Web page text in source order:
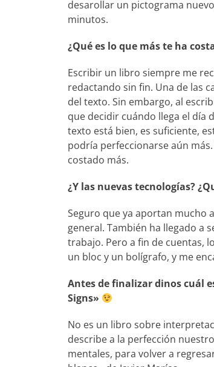
desarollar un pictograma
minutos.
¿Qué es lo que más te ha
Escribir un libro siempre me
redactando sin fin. Una de las
del texto. Sin embargo, al
que decidir cuándo llega el día
texto está bien, es suficiente,
podría perfeccionarse aún
costado más.
¿Y las nuevas tecnologías?
Seguro que ya aportan mucho
general. También ha llegado a
trabajo. Pero a fin de cuentas,
un bloc y un bolígrafo, y me
Antes de finalizar dinos cuál
Signs»
No es un libro sobre
describe a la perfección
mentales, para volver a